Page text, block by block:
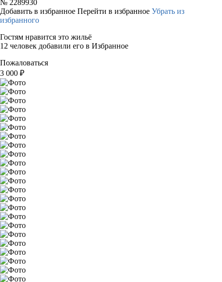
№ 2289930
Добавить в избранное Перейти в избранное Убрать из
избранного
Гостям нравится это жильё
12 человек добавили его в Избранное
Пожаловаться
3 000 ₽